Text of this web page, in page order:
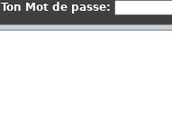
Ton Mot de passe: